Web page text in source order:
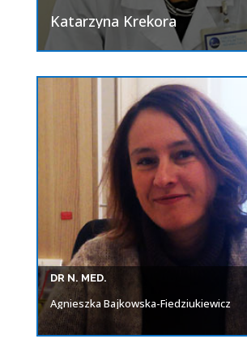
Katarzyna Krekora
DR N. MED.
Agnieszka Bajkowska-Fiedziukiewicz